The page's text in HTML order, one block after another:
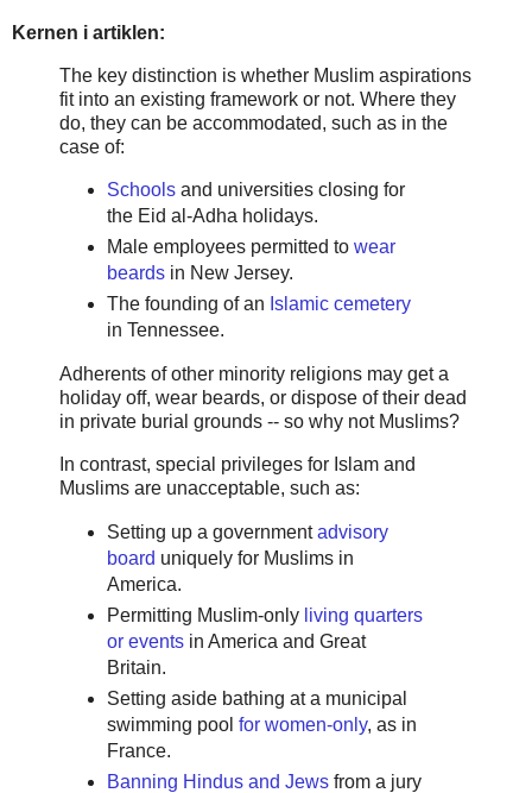
Kernen i artiklen:
The key distinction is whether Muslim aspirations
fit into an existing framework or not. Where they
do, they can be accommodated, such as in the
case of:
Schoolsand universitiesclosing for
the Eid al-Adha holidays.
Male employees permitted to wear
beardsin New Jersey.
The founding of an Islamic cemetery
in Tennessee.
Adherents of other minority religions may get a
holiday off, wear beards, or dispose of their dead
in private burial grounds -- so why not Muslims?
In contrast, special privileges for Islam and
Muslims are unacceptable, such as:
Setting up a governmentadvisory
board uniquely for Muslims in
America.
Permitting Muslim-only living quarters
or eventsin America and Great
Britain.
Setting aside bathing at a municipal
swimming pool for women-only, as in
France.
Banning Hindus and Jewsfrom a jury